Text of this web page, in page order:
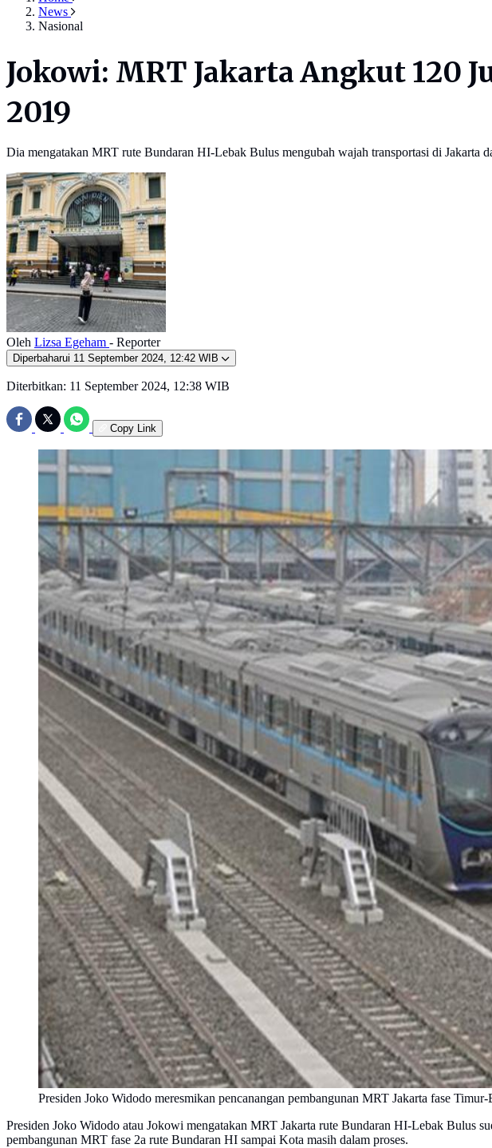
News
Nasional
Jokowi: MRT Jakarta Angkut 120
2019
Dia mengatakan MRT rute Bundaran HI-Lebak Bulus mengubah wajah transportasi di Jakarta
Oleh Lizsa Egeham - Reporter
Diperbaharui 11 September 2024, 12:42 WIB
Diterbitkan: 11 September 2024, 12:38 WIB
Copy Link
Presiden Joko Widodo meresmikan pencanangan pembangunan MRT Jakarta fase
Presiden Joko Widodo atau Jokowi mengatakan MRT Jakarta rute Bundaran HI-Lebak Bulus
pembangunan MRT fase 2a rute Bundaran HI sampai Kota masih dalam proses.